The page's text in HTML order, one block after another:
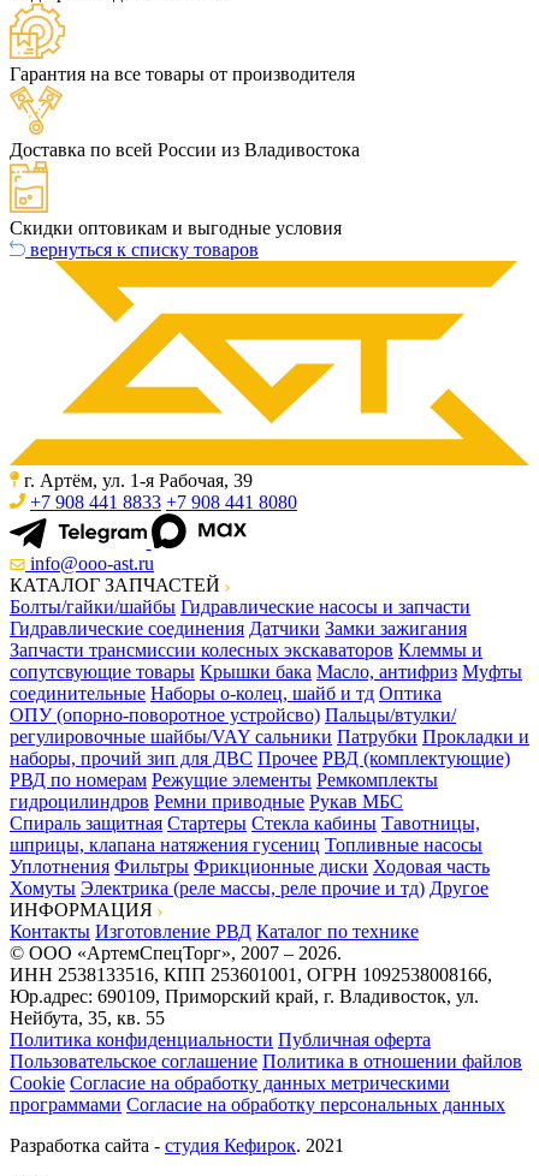
Гарантия на все товары от производителя
Доставка по всей России из Владивостока
Скидки оптовикам и выгодные условия
вернуться к списку товаров
г. Артём, ул. 1-я Рабочая, 39
+7 908 441 8833 +7 908 441 8080
info@ooo-ast.ru
КАТАЛОГ ЗАПЧАСТЕЙ
Болты/гайки/шайбы Гидравлические насосы и запчасти
Гидравлические соединения Датчики Замки зажигания
Запчасти трансмиссии колесных экскаваторов Клеммы и
сопутсвующие товары Крышки бака Масло, антифриз Муфты
соединительные Наборы о-колец, шайб и тд Оптика
ОПУ (опорно-поворотное устройсво) Пальцы/втулки/
регулировочные шайбы/VAY сальники Патрубки Прокладки и
наборы, прочий зип для ДВС Прочее РВД (комплектующие)
РВД по номерам Режущие элементы Ремкомплекты
гидроцилиндров Ремни приводные Рукав МБС
Спираль защитная Стартеры Стекла кабины Тавотницы,
шприцы, клапана натяжения гусениц Топливные насосы
Уплотнения Фильтры Фрикционные диски Ходовая часть
Хомуты Электрика (реле массы, реле прочие и тд) Другое
ИНФОРМАЦИЯ
Контакты Изготовление РВД Каталог по технике
© ООО «АртемСпецТорг», 2007 – 2026.
ИНН 2538133516, КПП 253601001, ОГРН 1092538008166,
Юр.адрес: 690109, Приморский край, г. Владивосток, ул.
Нейбута, 35, кв. 55
Политика конфиденциальности Публичная оферта
Пользовательское соглашение Политика в отношении файлов
Cookie Согласие на обработку данных метрическими
программами Согласие на обработку персональных данных
Разработка сайта - студия Кефирок. 2021